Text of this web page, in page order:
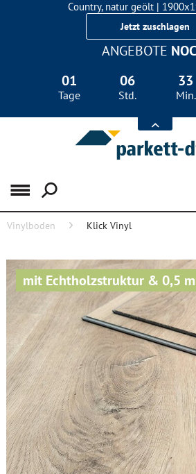
Country, natur geölt |
Landhausdiele Eiche für nur
Jetzt zuschlagen
ANGEBOTE
01
Tage
06
Std.
33
Min.
Menü
Vinylboden Klick Vinyl
mit Echtholzstruktur & 0,5